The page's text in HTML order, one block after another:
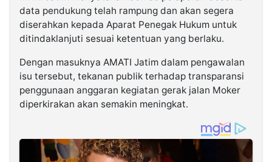
data pendukung telah rampung dan akan segera
diserahkan kepada Aparat Penegak Hukum untuk
ditindaklanjuti sesuai ketentuan yang berlaku.
Dengan masuknya AMATI Jatim dalam pengawalan
isu tersebut, tekanan publik terhadap transparansi
penggunaan anggaran kegiatan gerak jalan Moker
diperkirakan akan semakin meningkat.